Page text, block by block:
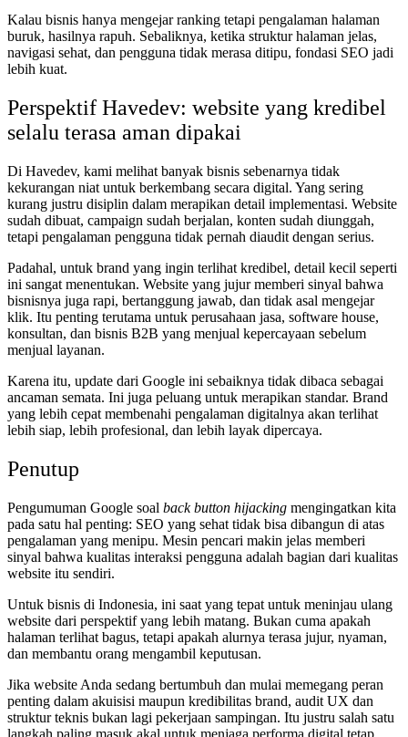
Kalau bisnis hanya mengejar ranking tetapi pengalaman halaman
buruk, hasilnya rapuh. Sebaliknya, ketika struktur halaman jelas,
navigasi sehat, dan pengguna tidak merasa ditipu, fondasi SEO jadi
lebih kuat.
Perspektif Havedev: website yang kredibel
selalu terasa aman dipakai
Di Havedev, kami melihat banyak bisnis sebenarnya tidak
kekurangan niat untuk berkembang secara digital. Yang sering
kurang justru disiplin dalam merapikan detail implementasi. Website
sudah dibuat, campaign sudah berjalan, konten sudah diunggah,
tetapi pengalaman pengguna tidak pernah diaudit dengan serius.
Padahal, untuk brand yang ingin terlihat kredibel, detail kecil seperti
ini sangat menentukan. Website yang jujur memberi sinyal bahwa
bisnisnya juga rapi, bertanggung jawab, dan tidak asal mengejar
klik. Itu penting terutama untuk perusahaan jasa, software house,
konsultan, dan bisnis B2B yang menjual kepercayaan sebelum
menjual layanan.
Karena itu, update dari Google ini sebaiknya tidak dibaca sebagai
ancaman semata. Ini juga peluang untuk merapikan standar. Brand
yang lebih cepat membenahi pengalaman digitalnya akan terlihat
lebih siap, lebih profesional, dan lebih layak dipercaya.
Penutup
Pengumuman Google soal back button hijacking mengingatkan kita
pada satu hal penting: SEO yang sehat tidak bisa dibangun di atas
pengalaman yang menipu. Mesin pencari makin jelas memberi
sinyal bahwa kualitas interaksi pengguna adalah bagian dari kualitas
website itu sendiri.
Untuk bisnis di Indonesia, ini saat yang tepat untuk meninjau ulang
website dari perspektif yang lebih matang. Bukan cuma apakah
halaman terlihat bagus, tetapi apakah alurnya terasa jujur, nyaman,
dan membantu orang mengambil keputusan.
Jika website Anda sedang bertumbuh dan mulai memegang peran
penting dalam akuisisi maupun kredibilitas brand, audit UX dan
struktur teknis bukan lagi pekerjaan sampingan. Itu justru salah satu
langkah paling masuk akal untuk menjaga performa digital tetap